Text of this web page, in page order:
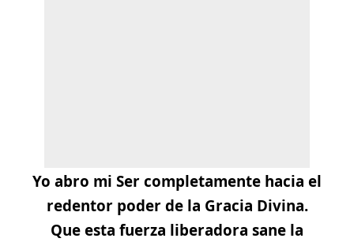
Yo abro mi Ser completamente hacia el
redentor poder de la Gracia Divina.
Que esta fuerza liberadora sane la